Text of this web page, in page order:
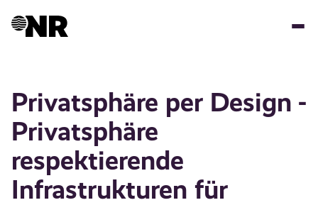
Privatsphäre per Design -
Privatsphäre
respektierende
Infrastrukturen für